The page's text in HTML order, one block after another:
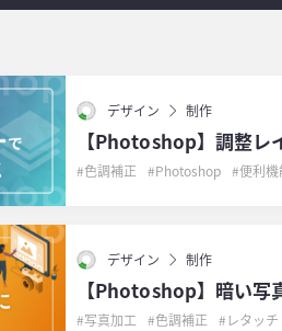
デザイン 制作
【Photoshop】調整レ
色調補正 Photoshop 便利機
デザイン 制作
【Photoshop】暗い写
写真加工 色調補正 レタッチ